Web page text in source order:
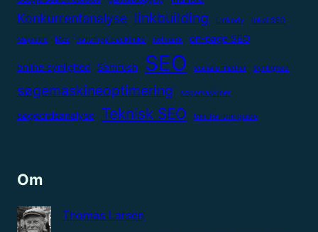
Konkurrentanalyse linkbuilding Linkody lokal SEO
Majestic Moz naturlige backlinks netværk on-page SEO
online synlighed Semrush SEO sociale medier synlighed
søgemaskineoptimering søgemaskiner
søgeordsanalyse Teknisk SEO trin-for-trin guide
Om
Thomas Larsen